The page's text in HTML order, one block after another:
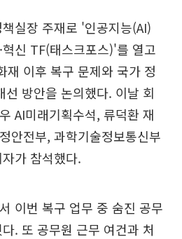
실장 주재로 '인공지능(AI)
신 TF(태스크포스)'를 열고
재 이후 복구 문제와 국가 정
선 방안을 논의했다. 이날 회
AI미래기획수석, 류덕환 재
안전부, 과학기술정보통신부
가 참석했다.
이번 복구 업무 중 숨진 공무
. 또 공무원 근무 여건과 처